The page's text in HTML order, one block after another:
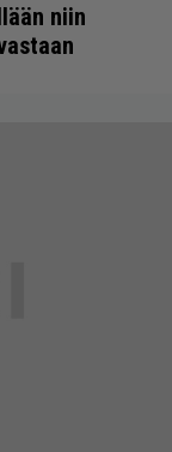
niin